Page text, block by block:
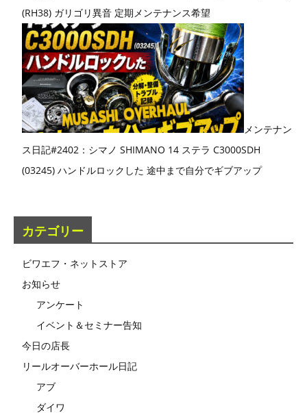
(RH38) ガリゴリ異音 定期メンテナンス希望
メンテナン
ス日記#2402：シマノ SHIMANO 14 ステラ C3000SDH
(03245) ハンドルロックした 途中まで自分でギブアップ
カテゴリー
ビワエフ・ネットストア
お知らせ
アンケート
イベント＆セミナー告知
今日の店長
リールオーバーホール日記
アブ
ダイワ